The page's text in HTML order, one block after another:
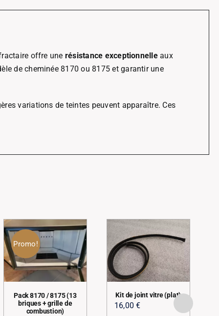
offre une résistance exceptionnelleaux
de cheminée 8170 ou 8175 et garantir une
variations de teintes peuvent apparaître. Ces
Promo!
Pack 8170 / 8175 (13
briques + grille de
combustion)
Kit de joint vitre (plat)
16,00€